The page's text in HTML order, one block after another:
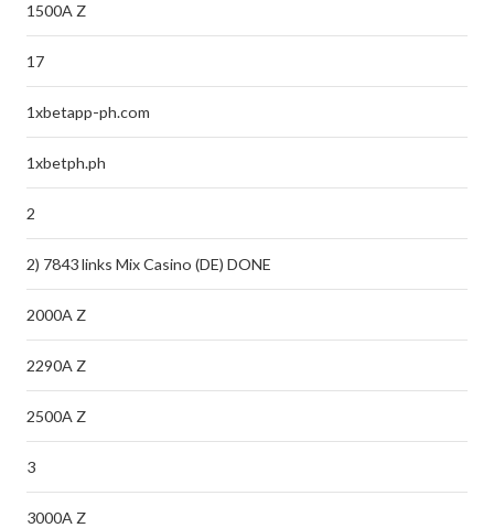
1500A Z
17
1xbetapp-ph.com
1xbetph.ph
2
2) 7843 links Mix Casino (DE) DONE
2000A Z
2290A Z
2500A Z
3
3000A Z